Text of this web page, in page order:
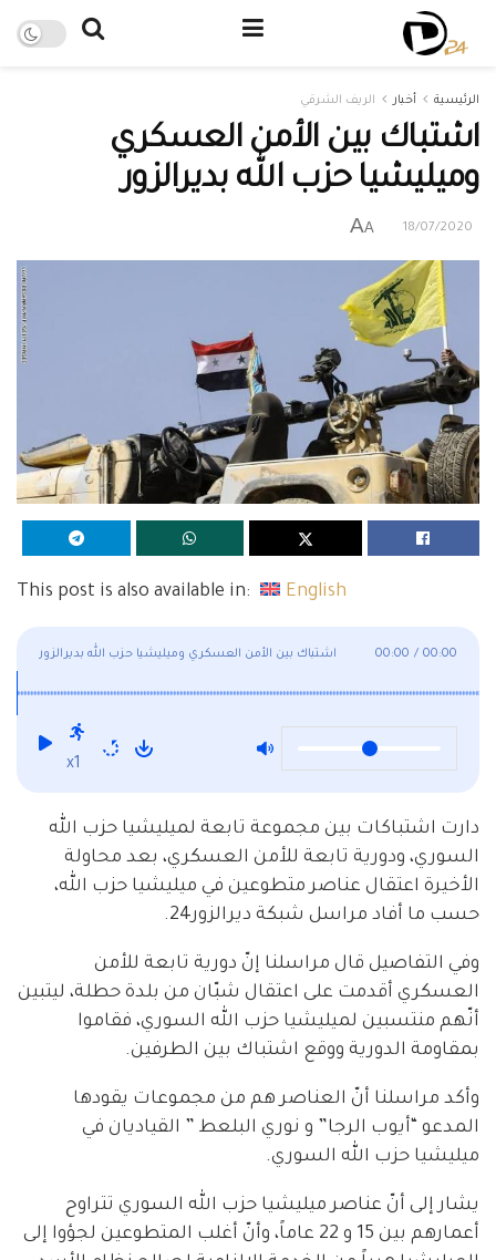
الرئيسية أخبار الريف الشرقي
اشتباك بين الأمن العسكري
وميليشيا حزب الله بديرالزور
18/07/2020
A
A
This post is also available in: English
اشتباك بين الأمن العسكري وميليشيا حزب الله بديرالزور 00:00 / 00:00
x1
دارت اشتباكات بين مجموعة تابعة لميليشيا حزب الله
السوري، ودورية تابعة للأمن العسكري، بعد محاولة
الأخيرة اعتقال عناصر متطوعين في ميليشيا حزب الله،
حسب ما أفاد مراسل شبكة ديرالزور24.
وفي التفاصيل قال مراسلنا إنّ دورية تابعة للأمن
العسكري أقدمت على اعتقال شبّان من بلدة حطلة، ليتبين
أنّهم منتسبين لميليشيا حزب الله السوري، فقاموا
بمقاومة الدورية ووقع اشتباك بين الطرفين.
وأكد مراسلنا أنّ العناصر هم من مجموعات يقودها
المدعو “أيوب الرجا” و نوري البلعط ” القياديان في
ميليشيا حزب الله السوري.
يشار إلى أنّ عناصر ميليشيا حزب الله السوري تتراوح
أعمارهم بين 15 و 22 عاماً، وأنّ أغلب المتطوعين لجؤوا إلى